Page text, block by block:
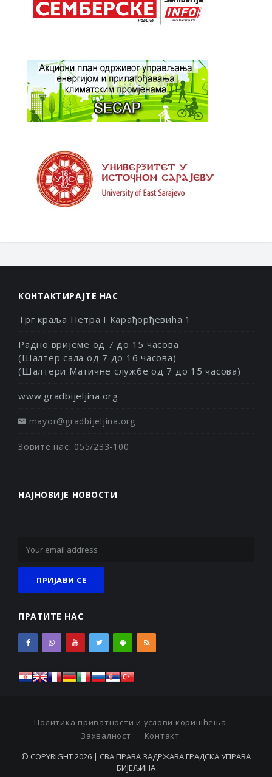
КОНТАКТИРАЈТЕ НАС
Трг краља Петра I Карађорђевића 1
Радно вријеме од 7 до 15 часова
(Шалтер сала од 7 до 16 часова)
(Шалтери Матичне службе од 7 до 15 часова)
www.gradbijeljina.org
mayor@gradbijeljina.org
Зовите нас: 055/233-100
НАЈНОВИЈЕ НОВОСТИ
ПРАТИТЕ НАС
Политика приватности и услови коришћења
Захвалност
Контакт
© COPYRIGHT 2026 | СВА ПРАВА ЗАДРЖАВА ГРАДСКА УПРАВА
БИЈЕЉИНА